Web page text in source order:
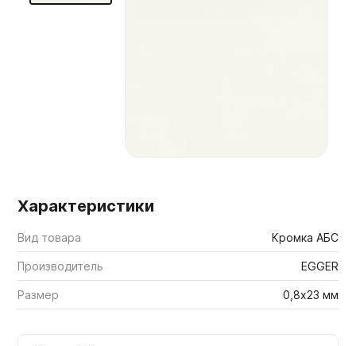
Характеристики
Вид товара Кромка АБС
Производитель EGGER
Размер 0,8х23 мм